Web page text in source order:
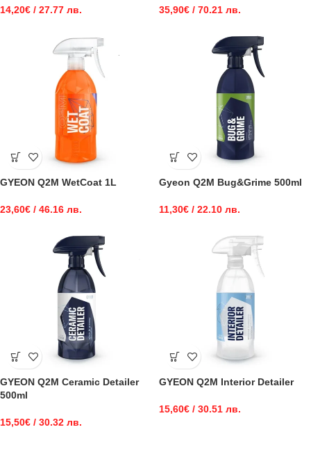
14,20€ / 27.77 лв. 35,90€ / 70.21 лв.
GYEON Q2M WetCoat 1L
23,60€ / 46.16 лв.
Gyeon Q2M Bug&Grime 500ml
11,30€ / 22.10 лв.
GYEON Q2M Ceramic Detailer
500ml
15,50€ / 30.32 лв.
GYEON Q2M Interior Detailer
15,60€ / 30.51 лв.